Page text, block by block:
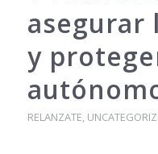
asegurar
y
RELANZATE,